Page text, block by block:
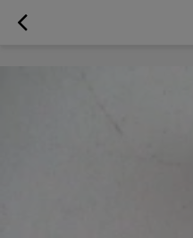
googlea70fe95786458a77.html